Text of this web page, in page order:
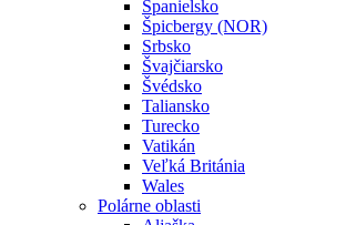
Španielsko
Špicbergy (NOR)
Srbsko
Švajčiarsko
Švédsko
Taliansko
Turecko
Vatikán
Veľká Británia
Wales
Polárne oblasti